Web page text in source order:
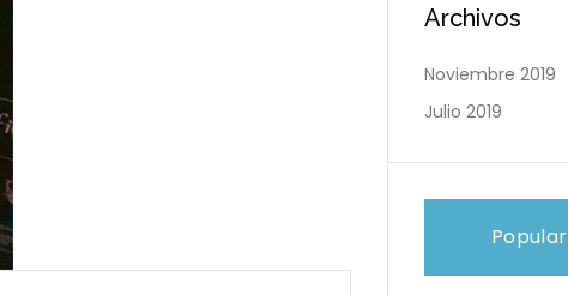
Archivos
Noviembre 2019
Julio 2019
Popular